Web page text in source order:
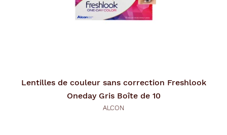
Lentilles de couleur sans correction Freshlook
Oneday Gris Boîte de 10
ALCON